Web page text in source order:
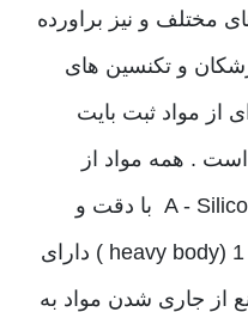
مختلف و نیز براورده
و تکنسین های
از مواد ثبت بایت
. همه مواد از
جنس سیلیکون افزایشی A - Silicones با دقت و
کیفیت بالایی هستند و از نوع 1 (heavy body ) دارای
از جاری شدن مواد به